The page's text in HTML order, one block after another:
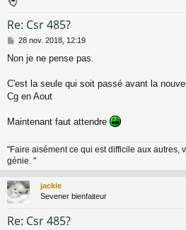
Re: Csr 485?
M
s
a
e
28 nov. 2018, 12:19
Non je ne pense pas.
C'est la seule qui soit passé avant la
Cg en Aout
Maintenant faut attendre
"Faire aisément ce qui est difficile aux autres,
génie. "
jackie
Sevener bienfaiteur
Re: Csr 485?